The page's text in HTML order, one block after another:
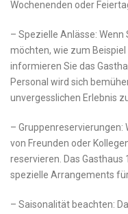
Wochenenden oder
– Spezielle Anlässe:
möchten, wie zum
informieren Sie das
Personal wird sich⁤
unvergesslichen Erlebnis
– ​Gruppenreservierungen:
von⁢ Freunden oder
reservieren. Das
spezielle ‍Arrangements
– Saisonalität‌ beachten: